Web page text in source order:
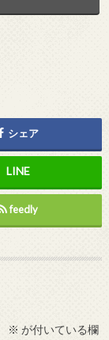
シェア
feedly
※ が付いている欄